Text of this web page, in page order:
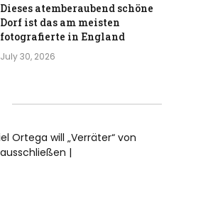
Dieses atemberaubend schöne
Dorf ist das am meisten
fotografierte in England
July 30, 2026